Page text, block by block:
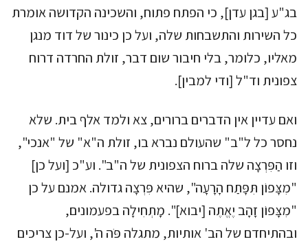
בג"ע [בגן עדן], כי הפתח פתוח, והשכינה הקדושה אומרת
כל השירות והתשבחות שלה, ועל כן כינור של דוד מנגן
מאליו, כלומר, בלי חיבור שום דבר, זולת החרדה דרוח
צפונית וד"ל [ודי למבין].
ואם עדיין אין הדברים ברורים, צא ולמד אלף בית. שלא
נחסר כל ל"ב" שהעולם נברא בו, זולת ה"א" של "אנכי",
וזו הַפִּרְצָה שלה ברוח הצפונית של ה"ב". וע"כ [ועל כן]
"מִצָּפוֹן תִּפָּתַח הָרָעָה", שהיא פִּרְצָה גדולה. אמנם על כן
"מִצָּפוֹן זָהָב יֶאֱתֶה [יבוא]". מָתְחִילָה בפעמונים,
ובהתיחדם של הב' אותיות, מתגלה פֹּה ה', ועל-כן צריכים